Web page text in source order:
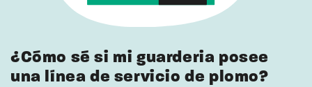
¿Cómo sé si mi guarderia posee
una línea de servicio de plomo?